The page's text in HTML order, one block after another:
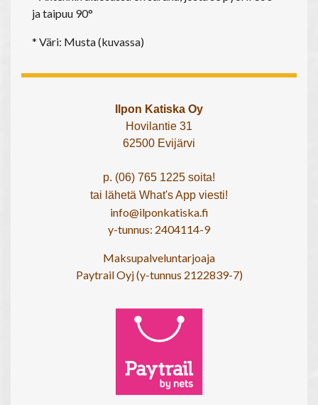
ja taipuu 90°
* Väri: Musta (kuvassa)
Ilpon Katiska Oy
Hovilantie 31
62500 Evijärvi
p. (06) 765 1225 soita!
tai lähetä What's App viesti!
info@ilponkatiska.fi
y-tunnus: 2404114-9
Maksupalveluntarjoaja
Paytrail Oyj (y-tunnus 2122839-7)